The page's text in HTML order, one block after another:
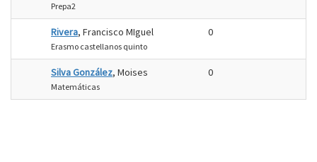
Prepa2
Rivera, Francisco MIguel
Erasmo castellanos quinto
0
Silva González, Moises
Matemáticas
0